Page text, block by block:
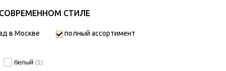
СТИЛЕ
в Москве полный ассортимент
белый (1)